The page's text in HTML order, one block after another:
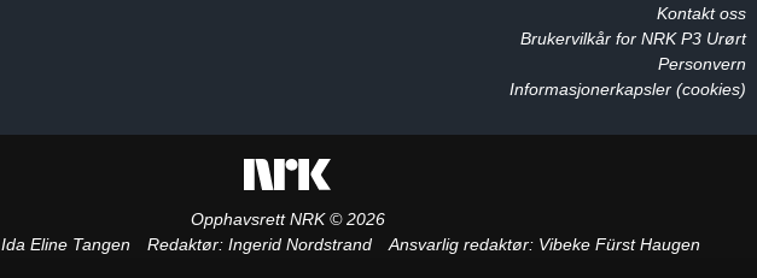
Kontakt oss
Brukervilkår for NRK P3 Urørt
Personvern
Informasjonerkapsler (cookies)
Opphavsrett NRK © 2026
Ida Eline Tangen Redaktør: Ingerid Nordstrand Ansvarlig redaktør: Vibeke Fürst Haugen